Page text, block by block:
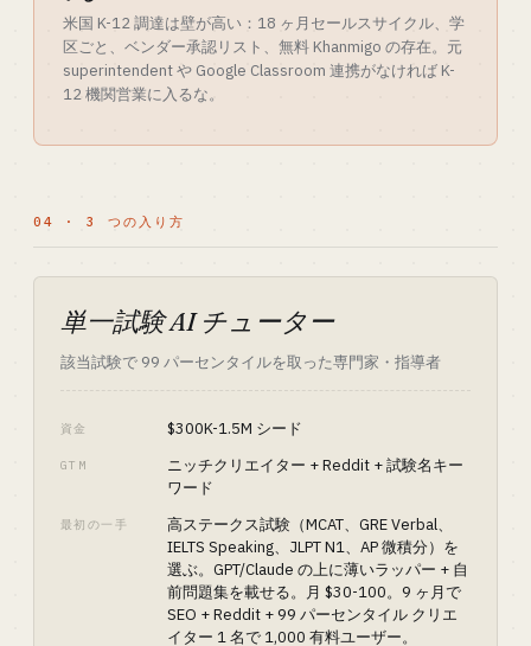
米国 K-12 調達は壁が高い：18 ヶ月セールスサイクル、学
区ごと、ベンダー承認リスト、無料 Khanmigo の存在。元
superintendent や Google Classroom 連携がなければ K-
12 機関営業に入るな。
04 · 3 つの入り方
単一試験 AI チューター
該当試験で 99 パーセンタイルを取った専門家・指導者
資金 $300K-1.5M シード
GTM
ニッチクリエイター + Reddit + 試験名キー
ワード
最初の一手
高ステークス試験（MCAT、GRE Verbal、
IELTS Speaking、JLPT N1、AP 微積分）を
選ぶ。GPT/Claude の上に薄いラッパー + 自
前問題集を載せる。月 $30-100。9 ヶ月で
SEO + Reddit + 99 パーセンタイル クリエ
イター 1 名で 1,000 有料ユーザー。